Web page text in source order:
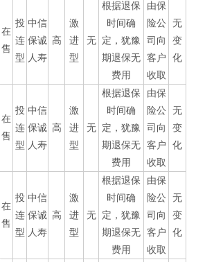
在
售
投
连
型
中信
保诚
人寿
高
激
进
型
无
根据退保
时间确
定，犹豫
期退保无
费用
由保
险公
司向
客户
收取
无
变
化
在
售
投
连
型
中信
保诚
人寿
高
激
进
型
无
根据退保
时间确
定，犹豫
期退保无
费用
由保
险公
司向
客户
收取
无
变
化
在
售
投
连
型
中信
保诚
人寿
高
激
进
型
无
根据退保
时间确
定，犹豫
期退保无
费用
由保
险公
司向
客户
收取
无
变
化